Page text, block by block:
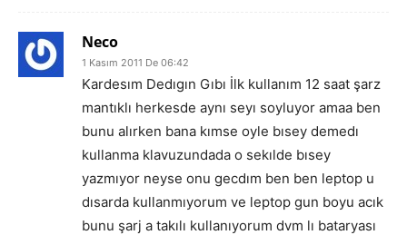
Neco
1 Kasım 2011 De 06:42
Kardesım Dedıgın Gıbı İlk kullanım 12 saat şarz
mantıklı herkesde aynı seyı soyluyor amaa ben
bunu alırken bana kımse oyle bısey demedı
kullanma klavuzundada o sekılde bısey
yazmıyor neyse onu gecdım ben ben leptop u
dısarda kullanmıyorum ve leptop gun boyu acık
bunu şarj a takılı kullanıyorum dvm lı bataryası